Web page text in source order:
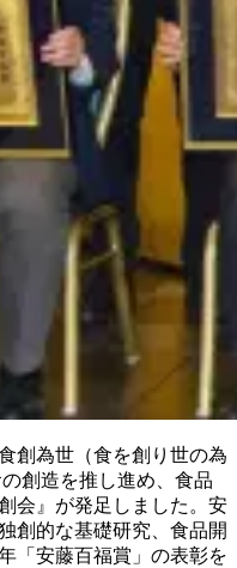
創為世（食を創り世の為
創造を推し進め、食品
会』が発足しました。安
創的な基礎研究、食品開
「安藤百福賞」の表彰を